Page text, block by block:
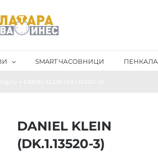
SMART ЧАСОВНИЦИ ПЕНКАЛА
DANIEL KLEIN
(DK.1.13520-3)